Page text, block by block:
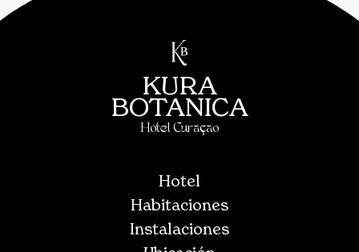
KURA
BOTANICA
Hotel Curaçao
Hotel
Habitaciones
Instalaciones